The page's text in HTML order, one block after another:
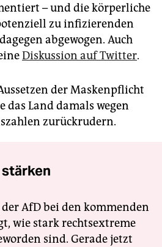
– und die körperliche
zu infizierenden
abgewogen. Auch
Diskussion auf Twitter.
der Maskenpflicht
Land damals wegen
zurückrudern.
AfD bei den kommenden
wie stark rechtsextreme
sind. Gerade jetzt